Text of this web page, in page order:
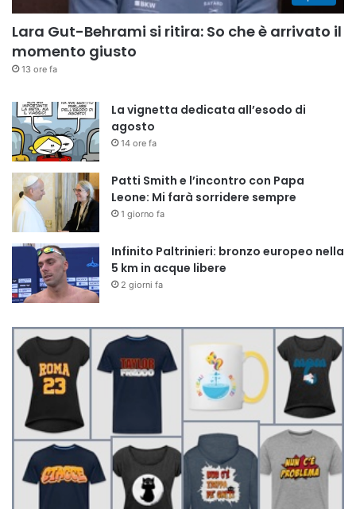
Lara Gut-Behrami si ritira: So che è arrivato il
momento giusto
13 ore fa
La vignetta dedicata all’esodo di
agosto
14 ore fa
Patti Smith e l’incontro con Papa
Leone: Mi farà sorridere sempre
1 giorno fa
Infinito Paltrinieri: bronzo europeo nella
5 km in acque libere
2 giorni fa